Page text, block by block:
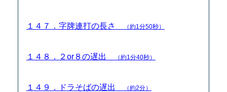
１４７．字牌連打の長さ （約1分50秒）
１４８．２or８の遅出 （約1分40秒）
１４９．ドラそばの遅出 （約2分）